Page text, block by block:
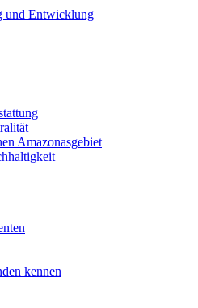
und Entwicklung
Amazonasgebiet
kennen